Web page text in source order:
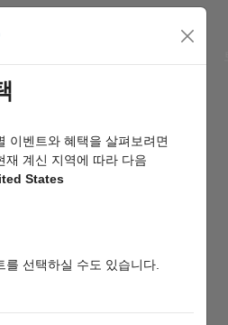
이벤트와 혜택을 살펴보려면
재 계신 지역에 따라 다음
States
를 선택하실 수도 있습니다.